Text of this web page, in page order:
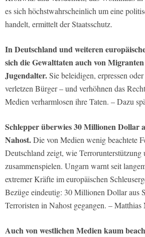
es sich höchstwahrscheinlich um eine
handelt, ermittelt der Staatsschutz.
In Deutschland und weiteren
sich die Gewalttaten auch von
Jugendalter.Sie beleidigen, erpressen
verletzen Bürger – und verhöhnen das
Medien verharmlosen ihre Taten. – Dazu
Schlepper überwies 30 Millionen Dollar
Nahost.Die von Medien wenig beachtete
Deutschland zeigt, wie Terrorunterstützung
zusammenspielen. Ungarn warnt seit
extremer Kräfte im europäischen
Bezüge eindeutig: 30 Millionen Dollar aus
Terroristen in Nahost gegangen. –
Auch von westlichen Medien kaum